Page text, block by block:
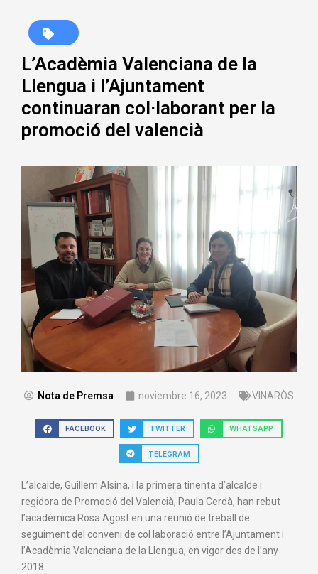
L’Acadèmia Valenciana de la
Llengua i l’Ajuntament
continuaran col·laborant per la
promoció del valencià
Nota de Premsa noviembre 16, 2023 VINARÒS
FACEBOOK TWITTER WHATSAPP
TELEGRAM
L’alcalde, Guillem Alsina, i la primera tinenta d’alcalde i
regidora de Promoció del Valencià, Paula Cerdà, han rebut
l’acadèmica Rosa Agost en una reunió de treball de
seguiment del conveni de col·laboració entre l’Ajuntament i
l’Acadèmia Valenciana de la Llengua, en vigor des de l’any
2018.